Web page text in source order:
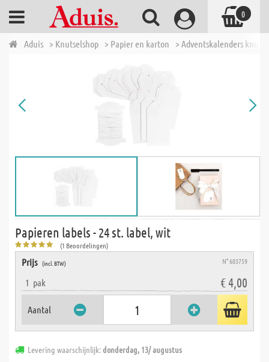
Aduis > Knutselshop > Papier en karton > Adventskalenders
Papieren labels - 24 st. label, wit
(1 Beoordelingen)
Prijs (incl. BTW) N° 603759
1 pak € 4,00
Aantal
Levering waarschijnlijk:donderdag, 13/ augustus
0